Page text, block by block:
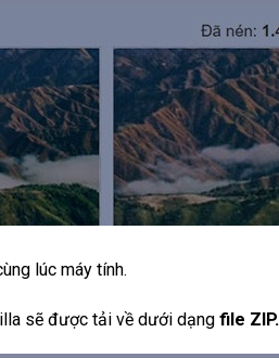
lúc máy tính.
sẽ được tải về dưới dạng file ZIP.